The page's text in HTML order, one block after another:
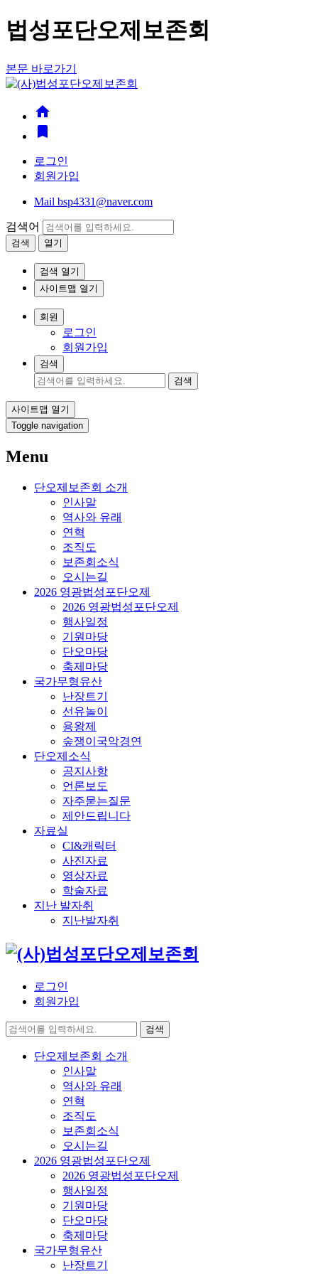
법성포단오제보존회
본문 바로가기
home
bookmark
로그인
회원가입
Mail bsp4331@naver.com
검색어
검색 열기
검색 열기
사이트맵 열기
회원
로그인
회원가입
검색
검색
사이트맵 열기
Toggle navigation
Menu
단오제보존회 소개
인사말
역사와 유래
연혁
조직도
보존회소식
오시는길
2026 영광법성포단오제
2026 영광법성포단오제
행사일정
기원마당
단오마당
축제마당
국가무형유산
난장트기
선유놀이
용왕제
숲쟁이국악경연
단오제소식
공지사항
언론보도
자주묻는질문
제안드립니다
자료실
CI&캐릭터
사진자료
영상자료
학술자료
지난 발자취
지난발자취
로그인
회원가입
검색
단오제보존회 소개
인사말
역사와 유래
연혁
조직도
보존회소식
오시는길
2026 영광법성포단오제
2026 영광법성포단오제
행사일정
기원마당
단오마당
축제마당
국가무형유산
난장트기